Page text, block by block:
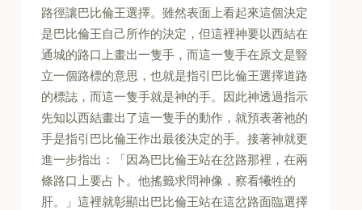
路徑讓巴比倫王選擇。雖然表面上看起來這個決定
是巴比倫王自己所作的決定，但這裡神要以西結在
通城的路口上畫出一隻手，而這一隻手在原文是豎
立一個路標的意思，也就是指引巴比倫王選擇道路
的標誌，而這一隻手就是神的手。因此神透過指示
先知以西結畫出了這一隻手的動作，就預表著祂的
手是指引巴比倫王作出最後決定的手。接著神就更
進一步指出：「因為巴比倫王站在岔路那裡，在兩
條路口上要占卜。他搖籤求問神像，察看犧牲的
肝。」這裡就彰顯出巴比倫王站在這岔路面臨選擇